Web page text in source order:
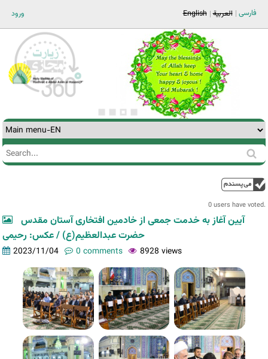
ورود فارسی العربية English
Search
Search
0 users have voted.
آیین آغاز به خدمت جمعی از خادمین افتخاری آستان مقدس
حضرت عبدالعظیم(ع) / عکس: رحیمی
2023/11/04 0 comments 8928 views